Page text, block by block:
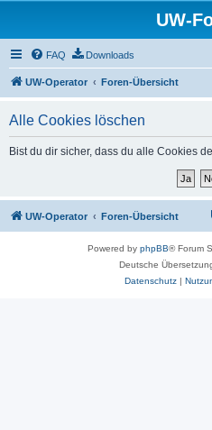
UW-
FAQ Downloads
UW-Operator Foren-Übersicht
Alle Cookies löschen
Bist du dir sicher, dass du alle Cookies
UW-Operator Foren-Übersicht
Powered by phpBB® Forum
Deutsche
Datenschutz|